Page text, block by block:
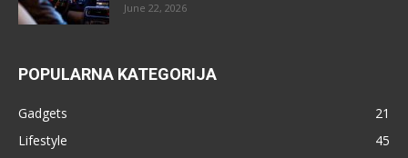
June 22, 2026
POPULARNA KATEGORIJA
Gadgets
21
Lifestyle
45